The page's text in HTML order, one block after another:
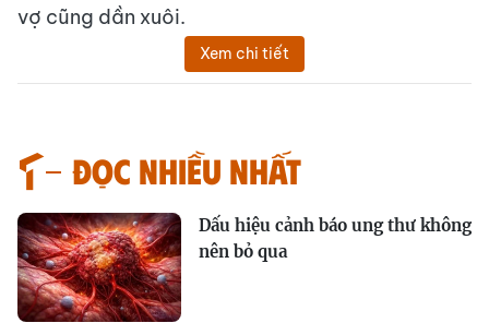
vợ cũng dần xuôi.
Xem chi tiết
Đọc nhiều nhất
Dấu hiệu cảnh báo ung thư không
nên bỏ qua